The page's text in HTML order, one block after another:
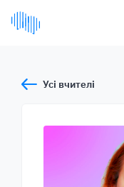
Усі вчителі